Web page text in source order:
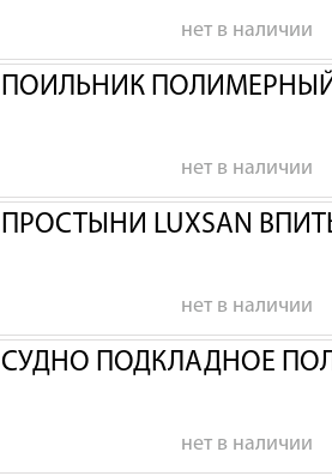
нет в наличии
ПОИЛЬНИК
нет в наличии
ПРОСТЫНИ LUXSAN
нет в наличии
СУДНО ПОДКЛАДНОЕ
нет в наличии